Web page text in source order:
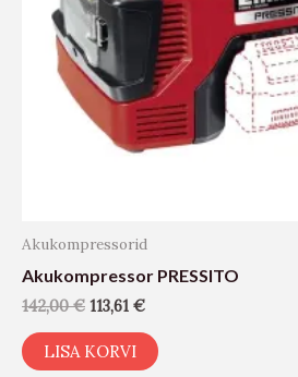
Akukompressorid
Akukompressor PRESSITO
142,00€ 113,61 €
LISA KORVI